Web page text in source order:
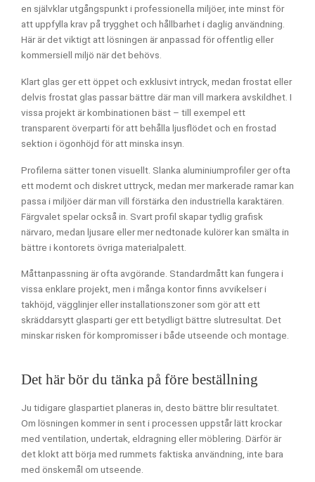
en självklar utgångspunkt i professionella miljöer, inte minst för
att uppfylla krav på trygghet och hållbarhet i daglig användning.
Här är det viktigt att lösningen är anpassad för offentlig eller
kommersiell miljö när det behövs.
Klart glas ger ett öppet och exklusivt intryck, medan frostat eller
delvis frostat glas passar bättre där man vill markera avskildhet. I
vissa projekt är kombinationen bäst – till exempel ett
transparent överparti för att behålla ljusflödet och en frostad
sektion i ögonhöjd för att minska insyn.
Profilerna sätter tonen visuellt. Slanka aluminiumprofiler ger ofta
ett modernt och diskret uttryck, medan mer markerade ramar kan
passa i miljöer där man vill förstärka den industriella karaktären.
Färgvalet spelar också in. Svart profil skapar tydlig grafisk
närvaro, medan ljusare eller mer nedtonade kulörer kan smälta in
bättre i kontorets övriga materialpalett.
Måttanpassning är ofta avgörande. Standardmått kan fungera i
vissa enklare projekt, men i många kontor finns avvikelser i
takhöjd, vägglinjer eller installationszoner som gör att ett
skräddarsytt glasparti ger ett betydligt bättre slutresultat. Det
minskar risken för kompromisser i både utseende och montage.
Det här bör du tänka på före beställning
Ju tidigare glaspartiet planeras in, desto bättre blir resultatet.
Om lösningen kommer in sent i processen uppstår lätt krockar
med ventilation, undertak, eldragning eller möblering. Därför är
det klokt att börja med rummets faktiska användning, inte bara
med önskemål om utseende.